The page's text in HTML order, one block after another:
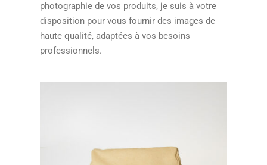
photographie de vos produits, je suis à votre
disposition pour vous fournir des images de
haute qualité, adaptées à vos besoins
professionnels.